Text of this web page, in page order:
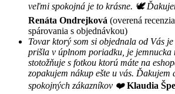
veľmi spokojná je to krásne. 🕊
Renáta Ondrejková (overená
spárovania s objednávkou)
Tovar ktorý som si objednala od Vás
prišla v úplnom poriadku, je jemnucka
stotožňuje s fotkou ktorú máte na
zopakujem nákup ešte u vás. Ďakujem
spokojných zákazníkov ❤️ Klaudia